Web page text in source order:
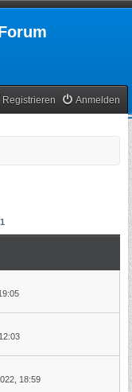
Anmelden
Registrieren
1
18:59